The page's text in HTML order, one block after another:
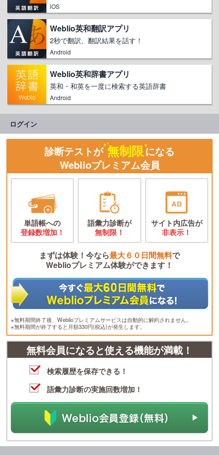
iOS
Weblio英和翻訳アプリ
2秒で翻訳、翻訳結果を話す！
Android
Weblio英和辞書アプリ
英和・和英を一度に検索する英語辞書
Android
ログイン
診断テストが 無制限になる
Weblioプレミアム会員
単語帳への
登録数増加！
語彙力診断が
無制限！
サイト内広告が
非表示！
まずは体験！今なら最大６０日間無料で
Weblioプレミアム体験ができます！
※無料期間終了後、Weblioプレミアムサービスは自動的に解約されません。
※無料期間が終了すると月額330円(税込)が発生します。
無料会員になると使える機能が満載！
検索履歴を保存できる！
語彙力診断の実施回数増加！